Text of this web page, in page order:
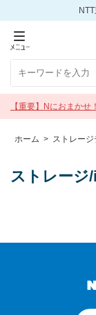
【重要】Nにおまか
年9月30日 17:00）
ホーム > ストレージ
ストレージ